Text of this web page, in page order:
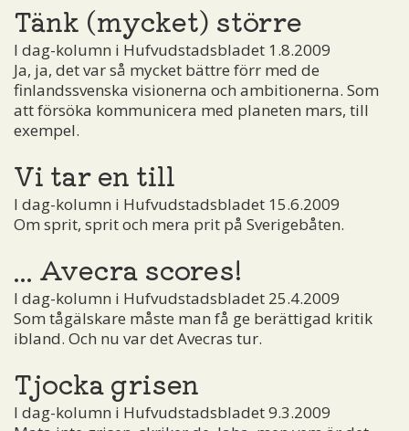
Tänk (mycket) större
I dag-kolumn i Hufvudstadsbladet 1.8.2009
Ja, ja, det var så mycket bättre förr med de
finlandssvenska visionerna och ambitionerna. Som
att försöka kommunicera med planeten mars, till
exempel.
Vi tar en till
I dag-kolumn i Hufvudstadsbladet 15.6.2009
Om sprit, sprit och mera prit på Sverigebåten.
... Avecra scores!
I dag-kolumn i Hufvudstadsbladet 25.4.2009
Som tågälskare måste man få ge berättigad kritik
ibland. Och nu var det Avecras tur.
Tjocka grisen
I dag-kolumn i Hufvudstadsbladet 9.3.2009